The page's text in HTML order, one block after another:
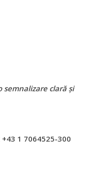
semnalizare clară și
7064525-300